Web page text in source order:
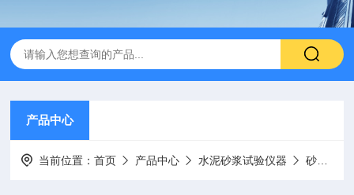
产品中心
当前位置：首页 产品中心 水泥砂浆试验仪器 砂浆收缩膨胀仪